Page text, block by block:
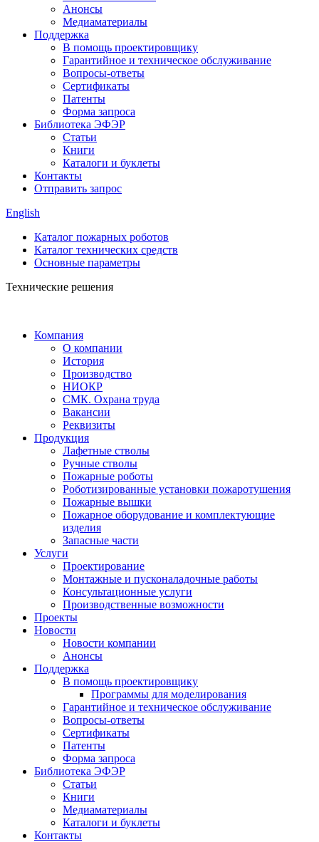
Анонсы
Медиаматериалы
Поддержка
В помощь проектировщику
Гарантийное и техническое обслуживание
Вопросы-ответы
Сертификаты
Патенты
Форма запроса
Библиотека ЭФЭР
Статьи
Книги
Каталоги и буклеты
Контакты
Отправить запрос
English
Каталог пожарных роботов
Каталог технических средств
Основные параметры
Технические решения
Компания
О компании
История
Производство
НИОКР
СМК. Охрана труда
Вакансии
Реквизиты
Продукция
Лафетные стволы
Ручные стволы
Пожарные роботы
Роботизированные установки пожаротушения
Пожарные вышки
Пожарное оборудование и комплектующие
изделия
Запасные части
Услуги
Проектирование
Монтажные и пусконаладочные работы
Консультационные услуги
Производственные возможности
Проекты
Новости
Новости компании
Анонсы
Поддержка
В помощь проектировщику
Программы для моделирования
Гарантийное и техническое обслуживание
Вопросы-ответы
Сертификаты
Патенты
Форма запроса
Библиотека ЭФЭР
Статьи
Книги
Медиаматериалы
Каталоги и буклеты
Контакты